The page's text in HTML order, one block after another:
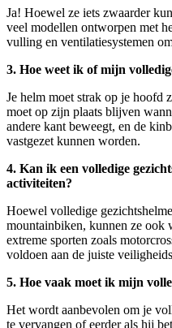
Ja! Hoewel ze iets zwaarder
veel modellen ontworpen met
vulling en ventilatiesystemen
3. Hoe weet ik of mijn
Je helm moet strak op je hoofd
moet op zijn plaats blijven
andere kant beweegt, en de
vastgezet kunnen worden.
4. Kan ik een volledige
activiteiten?
Hoewel volledige
mountainbiken, kunnen ze ook
extreme sporten zoals
voldoen aan de juiste
5. Hoe vaak moet ik mijn
Het wordt aanbevolen om je
te vervangen of eerder als hij